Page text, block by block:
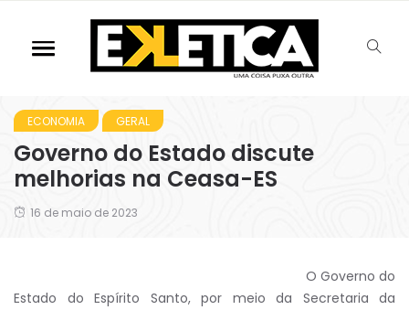
ECONOMIA GERAL
Governo do Estado discute
melhorias na Ceasa-ES
16 de maio de 2023
O Governo do
Estado do Espírito Santo, por meio da Secretaria da